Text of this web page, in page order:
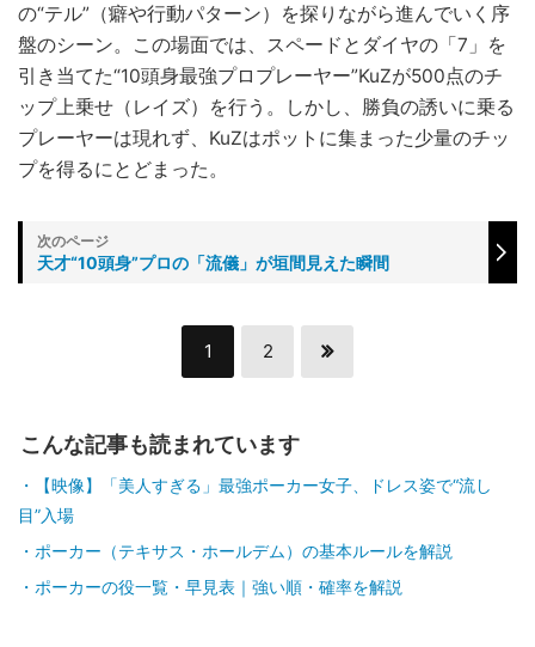
の“テル”（癖や行動パターン）を探りながら進んでいく序
盤のシーン。この場面では、スペードとダイヤの「7」を
引き当てた“10頭身最強プロプレーヤー”KuZが500点のチ
ップ上乗せ（レイズ）を行う。しかし、勝負の誘いに乗る
プレーヤーは現れず、KuZはポットに集まった少量のチッ
プを得るにとどまった。
天才“10頭身”プロの「流儀」が垣間見えた瞬間
1 2
こんな記事も読まれています
【映像】「美人すぎる」最強ポーカー女子、ドレス姿で“流し
目”入場
ポーカー（テキサス・ホールデム）の基本ルールを解説
ポーカーの役一覧・早見表｜強い順・確率を解説